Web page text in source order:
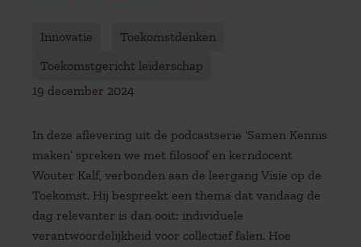
Innovatie
Toekomstdenken
Toekomstgericht leiderschap
19 december 2024
In deze aflevering uit de podcastserie ‘Samen Kennis
maken’ spreken we met filosoof en kerndocent
Wouter Kalf, verbonden aan de leergangVisie op de
Toekomst. Hij bespreekt een thema dat vandaag de
dag relevanter is dan ooit: individuele
verantwoordelijkheid voor collectief falen. Hoe